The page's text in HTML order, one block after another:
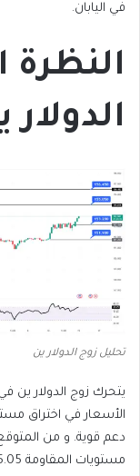
في اليابان.
النظرة
الدولار
تحليل زوج الدولار ين
يتحرك زوج الدولار ين
دعم قوية. و من